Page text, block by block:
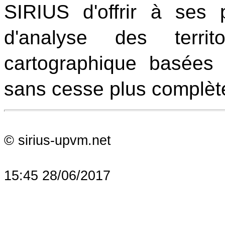
SIRIUS d'offrir à ses
d'analyse des
cartographique
sans cesse plus
© sirius-upvm.net
15:45 28/06/2017